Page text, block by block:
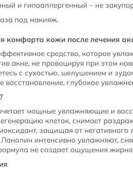
и гипоаллергенный – не
под макияж.
комфорта кожи после лечения
средство, которое
акне, не провоцируя при этом
с сухостью, шелушением и
восстановление, глубокое
мощные увлажняющие и
клеток, снимает
защищая от
Ланолин интенсивно увлажняют,
не создает ощущения